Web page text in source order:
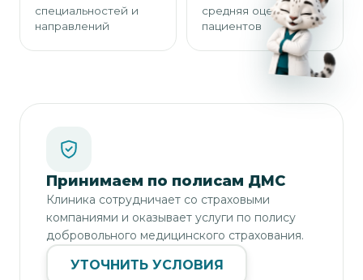
специальностей и
направлений
средняя оценка
пациентов
Принимаем по полисам ДМС
Клиника сотрудничает со страховыми
компаниями и оказывает услуги по полису
добровольного медицинского страхования.
УТОЧНИТЬ УСЛОВИЯ